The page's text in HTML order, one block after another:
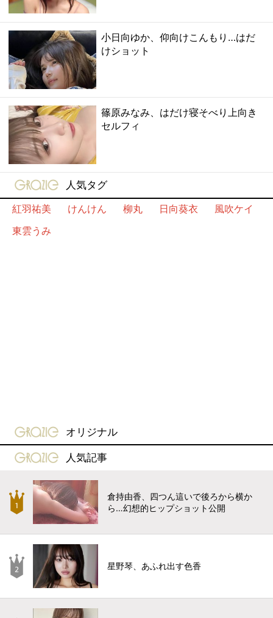
小日向ゆか、仰向けこんもり…はだ
けショット
篠原みなみ、はだけ寝そべり上向き
セルフィ
gravure-grazie
人気タグ
紅羽祐美
けんけん 柳丸 日向葵衣
風吹ケイ
東雲うみ
gravure-grazie
オリジナル
gravure-grazie
人気記事
倉持由香、四つん這いで後ろから横か
ら…幻想的ヒップショット公開
星野琴、あふれ出す色香